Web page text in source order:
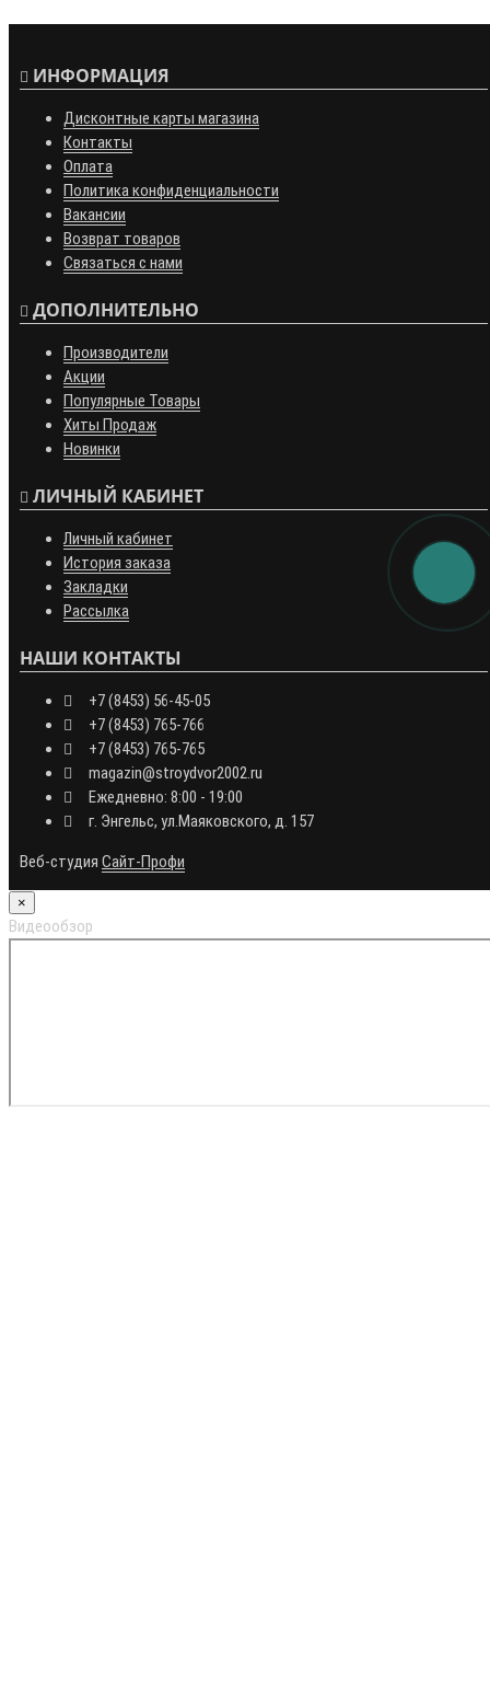
ИНФОРМАЦИЯ
Дисконтные карты магазина
Контакты
Оплата
Политика конфиденциальности
Вакансии
Возврат товаров
Связаться с нами
ДОПОЛНИТЕЛЬНО
Производители
Акции
Популярные Товары
Хиты Продаж
Новинки
ЛИЧНЫЙ КАБИНЕТ
Личный кабинет
История заказа
Закладки
Рассылка
НАШИ КОНТАКТЫ
+7 (8453) 56-45-05
+7 (8453) 765-766
+7 (8453) 765-765
magazin@stroydvor2002.ru
Ежедневно: 8:00 - 19:00
г. Энгельс, ул.Маяковского, д. 157
Веб-студия Сайт-Профи
×
Видеообзор